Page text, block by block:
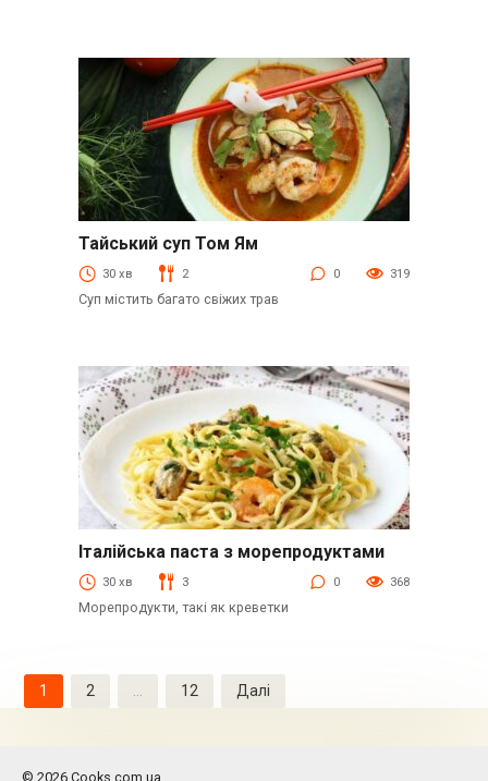
Тайський суп Том Ям
30 хв 2 0 319
Суп містить багато свіжих трав
Італійська паста з морепродуктами
30 хв 3 0 368
Морепродукти, такі як креветки
Пагінація
записів
1 2 12 Далі
© 2026 Cooks.com.ua